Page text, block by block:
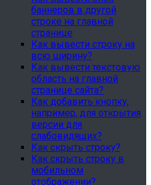
баннеров в другой
строке на главной
странице
Как вывести строку на
всю ширину?
Как вывести текстовую
область на главной
странице сайта?
Как добавить кнопку,
например, для открытия
версии для
слабовидящих?
Как скрыть строку?
Как скрыть строку в
мобильном
отображении?